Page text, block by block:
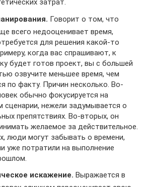
затрат.
Говорит о том, что
всего недооценивает время,
для решения какой-то
когда вас спрашивают, к
будет готов проект, вы с большей
озвучите меньшее время, чем
по факту. Причин несколько. Во-
обычно фокусируется на
сценарии, нежели задумывается о
препятствиях. Во-вторых, он
желаемое за действительное.
люди могут забывать о времени,
уже потратили на выполнение
искажение. Выражается в